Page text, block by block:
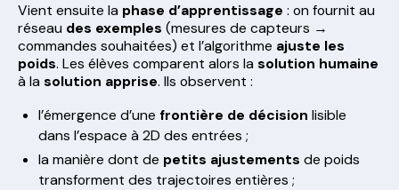
Vient ensuite la phase d’apprentissage : on fournit au
réseau des exemples (mesures de capteurs →
commandes souhaitées) et l’algorithme ajuste les
poids. Les élèves comparent alors la solution humaine
à la solution apprise. Ils observent :
l’émergence d’unefrontière de décision lisible
dans l’espace à 2D des entrées ;
la manière dont de petits ajustements de poids
transforment des trajectoires entières ;